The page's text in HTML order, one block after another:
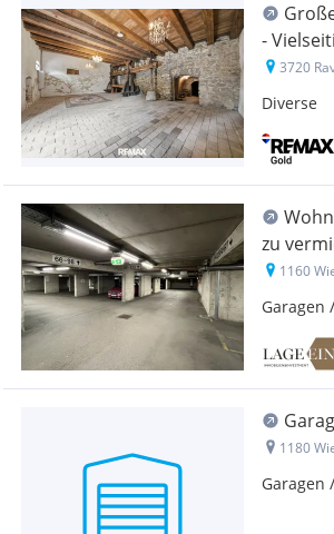
-
3720
Diverse
zu
1160
Garagen
1180
Garagen